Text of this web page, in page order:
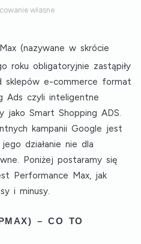
własne
(nazywane w skrócie
roku obligatoryjnie zastąpiły
sklepów e-commerce format
Ads czyli inteligentne
jako Smart Shopping ADS.
kampanii Google jest
działanie nie dla
Poniżej postaramy się
Performance Max, jak
i minusy.
– CO TO